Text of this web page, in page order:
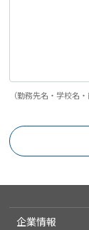
（勤務先名・学校名
企業情報